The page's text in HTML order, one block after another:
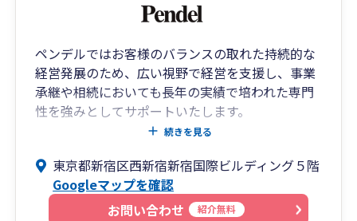
ペンデルではお客様のバランスの取れた持続的な
経営発展のため、広い視野で経営を支援し、事業
承継や相続においても長年の実績で培われた専門
性を強みとしてサポートいたします。
私たちはお客様の「よろず相談所」として何でも
けでなく、 経験豊富な様々な分野の専門家が経営
全般にわたるあらゆるお悩み・お困りごとにワン
ストップで対応いたします。また、設立から事業
続きを見る
東京都新宿区西新宿新宿国際ビルディング５階
Googleマップを確認
お問い合わせ
紹介無料